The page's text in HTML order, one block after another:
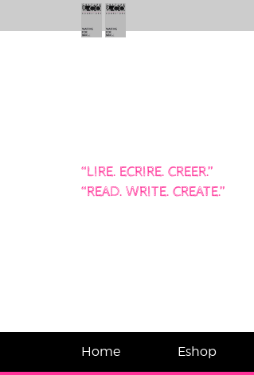
“LIRE. ECRIRE. CREER.”
“READ. WRITE. CREATE.”
Home Eshop